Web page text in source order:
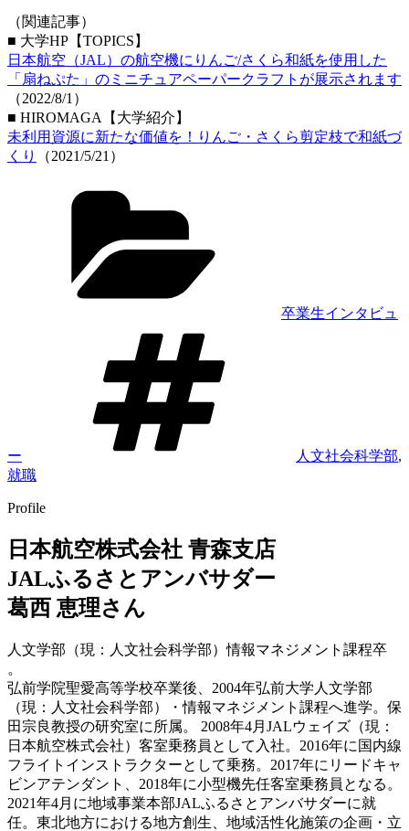
（関連記事）
■ 大学HP【TOPICS】
日本航空（JAL）の航空機にりんご/さくら和紙を使用した
「扇ねぷた」のミニチュアペーパークラフトが展示されます
（2022/8/1）
■ HIROMAGA【大学紹介】
未利用資源に新たな価値を！りんご・さくら剪定枝で和紙づ
くり
（2021/5/21）
卒業生インタビュ
ー 人文社会科学部,
就職
Profile
日本航空株式会社 青森支店
JALふるさとアンバサダー
葛西 恵理さん
人文学部（現：人文社会科学部）情報マネジメント課程卒
。
弘前学院聖愛高等学校卒業後、2004年弘前大学人文学部
（現：人文社会科学部）・情報マネジメント課程へ進学。保
田宗良教授の研究室に所属。 2008年4月JALウェイズ（現：
日本航空株式会社）客室乗務員として入社。2016年に国内線
フライトインストラクターとして乗務。2017年にリードキャ
ビンアテンダント、2018年に小型機先任客室乗務員となる。
2021年4月に地域事業本部JALふるさとアンバサダーに就
任。東北地方における地方創生、地域活性化施策の企画・立